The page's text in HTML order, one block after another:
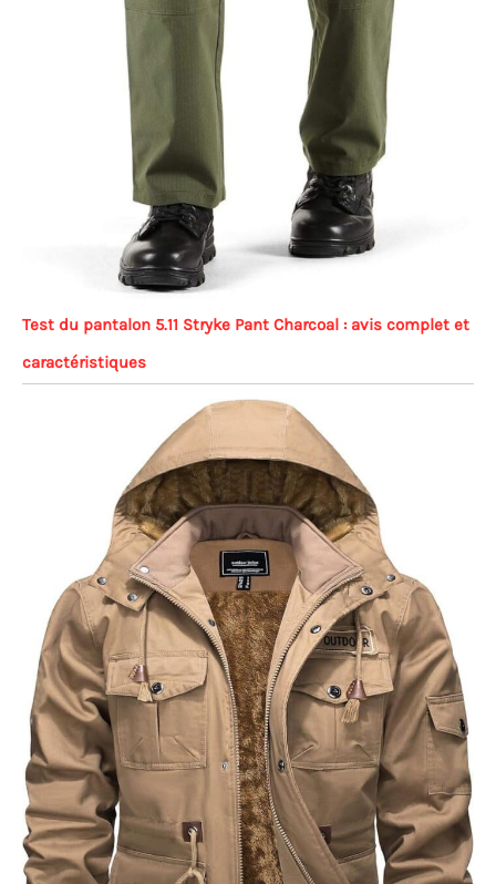
Test du pantalon 5.11 Stryke Pant Charcoal : avis complet et
caractéristiques